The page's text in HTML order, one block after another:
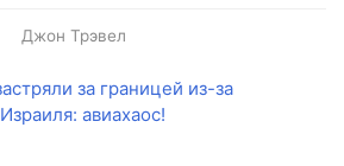
Джон Трэвел